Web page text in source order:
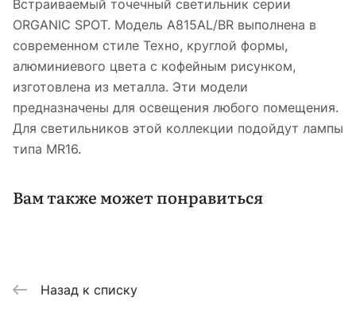
Встраиваемый точечный светильник серии
ORGANIC SPOT. Модель A815AL/BR выполнена в
современном стиле Техно, круглой формы,
алюминиевого цвета с кофейным рисунком,
изготовлена из металла. Эти модели
предназначены для освещения любого помещения.
Для светильников этой коллекции подойдут лампы
типа MR16.
Вам также может понравиться
Назад к списку